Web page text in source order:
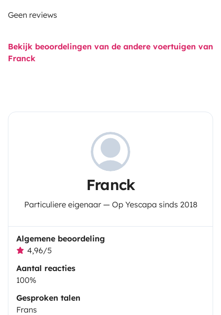
Geen reviews
Bekijk beoordelingen van de andere voertuigen van
Franck
Franck
Particuliere eigenaar — Op Yescapa sinds 2018
Algemene beoordeling
4,96/5
Aantal reacties
100%
Gesproken talen
Frans